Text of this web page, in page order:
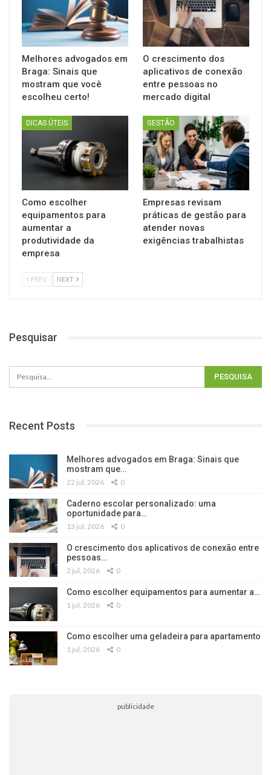
Melhores advogados em
Braga: Sinais que
mostram que você
escolheu certo!
O crescimento dos
aplicativos de conexão
entre pessoas no
mercado digital
DICAS ÚTEIS
Como escolher
equipamentos para
aumentar a
produtividade da
empresa
GESTÃO
Empresas revisam
práticas de gestão para
atender novas
exigências trabalhistas
PREV NEXT
Pesquisar
Recent Posts
Melhores advogados em Braga: Sinais que
mostram que…
22 jul, 2026 0
Caderno escolar personalizado: uma
oportunidade para…
13 jul, 2026 0
O crescimento dos aplicativos de conexão entre
pessoas…
2 jul, 2026 0
Como escolher equipamentos para aumentar a…
1 jul, 2026 0
Como escolher uma geladeira para apartamento
1 jul, 2026 0
publicidade